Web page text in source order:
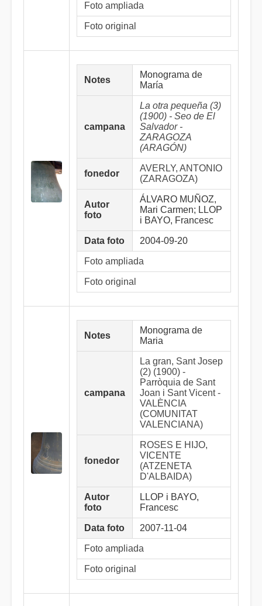
Foto ampliada
Foto original
Notes
Monograma de
María
campana
La otra pequeña (3)
(1900) - Seo de El
Salvador -
ZARAGOZA
(ARAGÓN)
fonedor
AVERLY, ANTONIO
(ZARAGOZA)
Autor
foto
ÁLVARO MUÑOZ,
Mari Carmen; LLOP
i BAYO, Francesc
Data foto 2004-09-20
Foto ampliada
Foto original
Notes
Monograma de
Maria
campana
La gran, Sant Josep
(2) (1900) -
Parròquia de Sant
Joan i Sant Vicent -
VALÈNCIA
(COMUNITAT
VALENCIANA)
fonedor
ROSES E HIJO,
VICENTE
(ATZENETA
D'ALBAIDA)
Autor
foto
LLOP i BAYO,
Francesc
Data foto 2007-11-04
Foto ampliada
Foto original